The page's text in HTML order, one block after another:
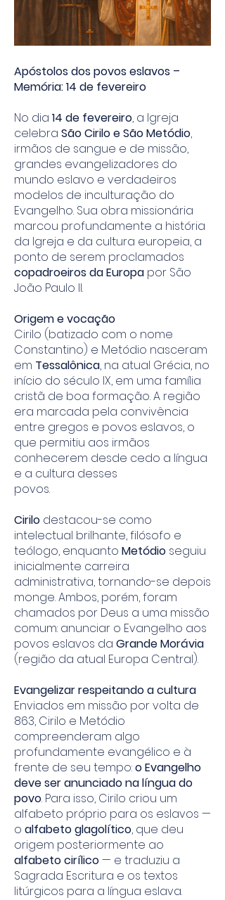
Apóstolos dos povos eslavos –
Memória: 14 de fevereiro
No dia 14 de fevereiro, a Igreja
celebra São Cirilo e São Metódio,
irmãos de sangue e de missão,
grandes evangelizadores do
mundo eslavo e verdadeiros
modelos de inculturação do
Evangelho. Sua obra missionária
marcou profundamente a história
da Igreja e da cultura europeia, a
ponto de serem proclamados
copadroeiros da Europa por São
João Paulo II.
Origem e vocação
Cirilo (batizado com o nome
Constantino) e Metódio nasceram
em Tessalônica, na atual Grécia, no
início do século IX, em uma família
cristã de boa formação. A região
era marcada pela convivência
entre gregos e povos eslavos, o
que permitiu aos irmãos
conhecerem desde cedo a língua
e a cultura desses
povos.
Cirilo destacou-se como
intelectual brilhante, filósofo e
teólogo, enquanto Metódio seguiu
inicialmente carreira
administrativa, tornando-se depois
monge. Ambos, porém, foram
chamados por Deus a uma missão
comum: anunciar o Evangelho aos
povos eslavos da Grande Morávia
(região da atual Europa Central).
Evangelizar respeitando a cultura
Enviados em missão por volta de
863, Cirilo e Metódio
compreenderam algo
profundamente evangélico e à
frente de seu tempo:o Evangelho
deve ser anunciado na língua do
povo. Para isso, Cirilo criou um
alfabeto próprio para os eslavos —
o alfabeto glagolítico, que deu
origem posteriormente ao
alfabeto cirílico— e traduziu a
Sagrada Escritura e os textos
litúrgicos para a língua eslava.